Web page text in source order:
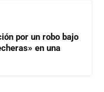
por un robo bajo
en una